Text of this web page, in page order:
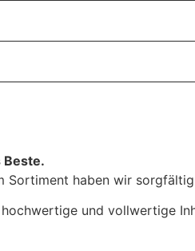
(recycelt)
Beste.
Sortiment haben wir
und vollwertige